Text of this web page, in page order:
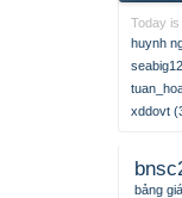
Today is
huynh
xddovt
bảng